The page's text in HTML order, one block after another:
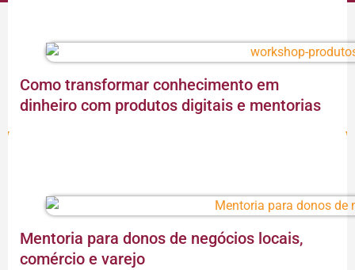
Como transformar conhecimento em
dinheiro com produtos digitais e mentorias
Mentoria para donos de negócios locais,
comércio e varejo